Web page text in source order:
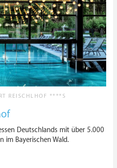
REISCHLHOF ****S
Deutschlands mit über 5.000
im Bayerischen Wald.